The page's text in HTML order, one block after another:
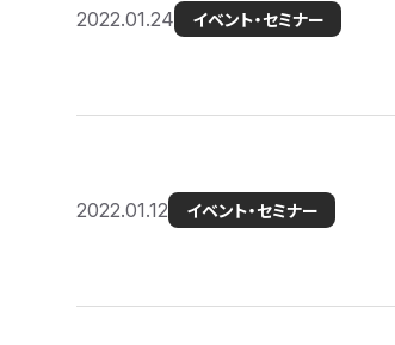
2022.01.24 イベント・セミナー
2022.01.12 イベント・セミナー